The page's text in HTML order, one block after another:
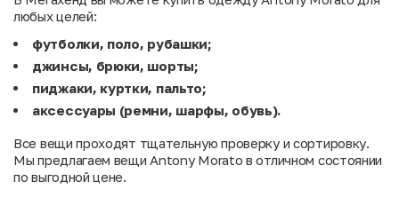
любых целей:
футболки, поло, рубашки;
джинсы, брюки, шорты;
пиджаки, куртки, пальто;
аксессуары (ремни, шарфы, обувь).
Все вещи проходят тщательную проверку и сортировку.
Мы предлагаем вещи Antony Morato в отличном состоянии
по выгодной цене.